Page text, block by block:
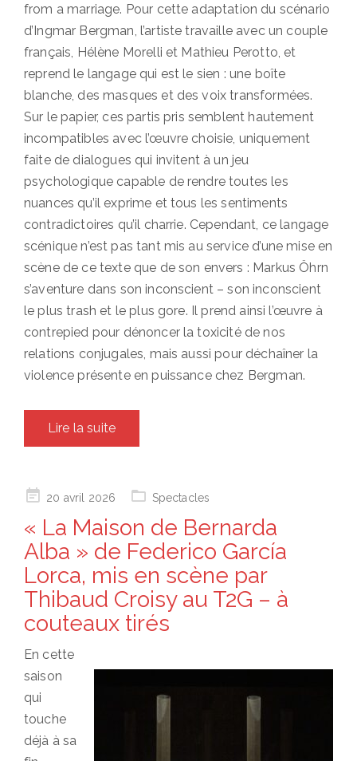
from a marriage. Pour cette adaptation du scénario
d’Ingmar Bergman, l’artiste travaille avec un couple
français, Hélène Morelli et Mathieu Perotto, et
reprend le langage qui est le sien : une boîte
blanche, des masques et des voix transformées.
Sur le papier, ces partis pris semblent hautement
incompatibles avec l’œuvre choisie, uniquement
faite de dialogues qui invitent à un jeu
psychologique capable de rendre toutes les
nuances qu’il exprime et tous les sentiments
contradictoires qu’il charrie. Cependant, ce langage
scénique n’est pas tant mis au service d’une mise en
scène de ce texte que de son envers : Markus Öhrn
s’aventure dans son inconscient – son inconscient
le plus trash et le plus gore. Il prend ainsi l’œuvre à
contrepied pour dénoncer la toxicité de nos
relations conjugales, mais aussi pour déchaîner la
violence présente en puissance chez Bergman.
Lire la suite
Posted20 avril 2026 Spectacles
« La Maison de Bernarda
Alba » de Federico García
Lorca, mis en scène par
Thibaud Croisy au T2G – à
couteaux tirés
En cette
saison
qui
touche
déjà à sa